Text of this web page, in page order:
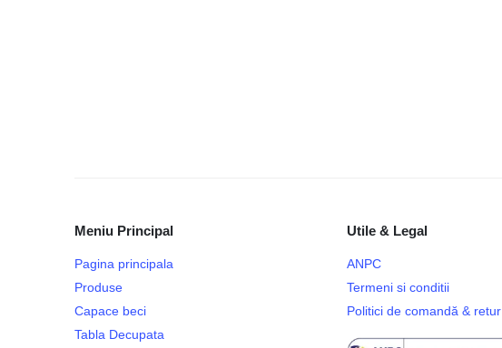
Meniu Principal
Pagina principala
Produse
Capace beci
Tabla Decupata
Utile & Legal
ANPC
Termeni si conditii
Politici de comandă & retur